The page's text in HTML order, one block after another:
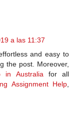
a las 11:37
and easy to
the post. Moreover,
in Australiafor all
Assignment Help,